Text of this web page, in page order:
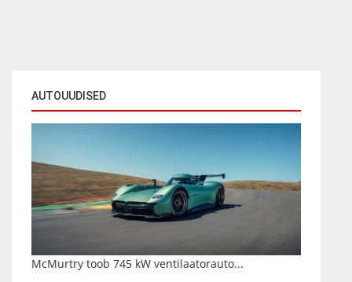
AUTOUUDISED
McMurtry toob 745 kW ventilaatorauto...